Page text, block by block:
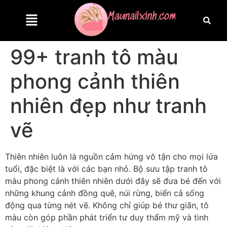
99+ tranh tô màu
phong cảnh thiên
nhiên đẹp như tranh
vẽ
Thiên nhiên luôn là nguồn cảm hứng vô tận cho mọi lứa
tuổi, đặc biệt là với các bạn nhỏ. Bộ sưu tập tranh tô
màu phong cảnh thiên nhiên dưới đây sẽ đưa bé đến với
những khung cảnh đồng quê, núi rừng, biển cả sống
động qua từng nét vẽ. Không chỉ giúp bé thư giãn, tô
màu còn góp phần phát triển tư duy thẩm mỹ và tình